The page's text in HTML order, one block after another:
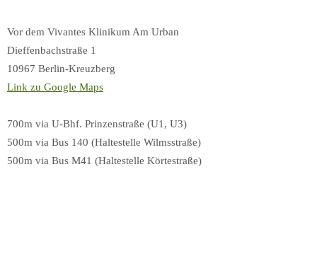
Vor dem Vivantes Klinikum Am Urban
Dieffenbachstraße 1
10967 Berlin-Kreuzberg
Link zu Google Maps
700m via U-Bhf. Prinzenstraße (U1, U3)
500m via Bus 140 (Haltestelle Wilmsstraße)
500m via Bus M41 (Haltestelle Körtestraße)